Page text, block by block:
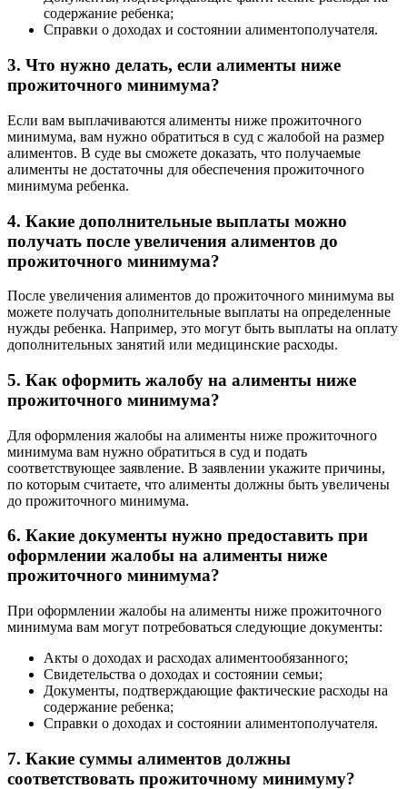
содержание ребенка;
Справки о доходах и состоянии алиментополучателя.
3. Что нужно делать, если алименты ниже
прожиточного минимума?
Если вам выплачиваются алименты ниже прожиточного
минимума, вам нужно обратиться в суд с жалобой на размер
алиментов. В суде вы сможете доказать, что получаемые
алименты не достаточны для обеспечения прожиточного
минимума ребенка.
4. Какие дополнительные выплаты можно
получать после увеличения алиментов до
прожиточного минимума?
После увеличения алиментов до прожиточного минимума вы
можете получать дополнительные выплаты на определенные
нужды ребенка. Например, это могут быть выплаты на оплату
дополнительных занятий или медицинские расходы.
5. Как оформить жалобу на алименты ниже
прожиточного минимума?
Для оформления жалобы на алименты ниже прожиточного
минимума вам нужно обратиться в суд и подать
соответствующее заявление. В заявлении укажите причины,
по которым считаете, что алименты должны быть увеличены
до прожиточного минимума.
6. Какие документы нужно предоставить при
оформлении жалобы на алименты ниже
прожиточного минимума?
При оформлении жалобы на алименты ниже прожиточного
минимума вам могут потребоваться следующие документы:
Акты о доходах и расходах алиментообязанного;
Свидетельства о доходах и состоянии семьи;
Документы, подтверждающие фактические расходы на
содержание ребенка;
Справки о доходах и состоянии алиментополучателя.
7. Какие суммы алиментов должны
соответствовать прожиточному минимуму?